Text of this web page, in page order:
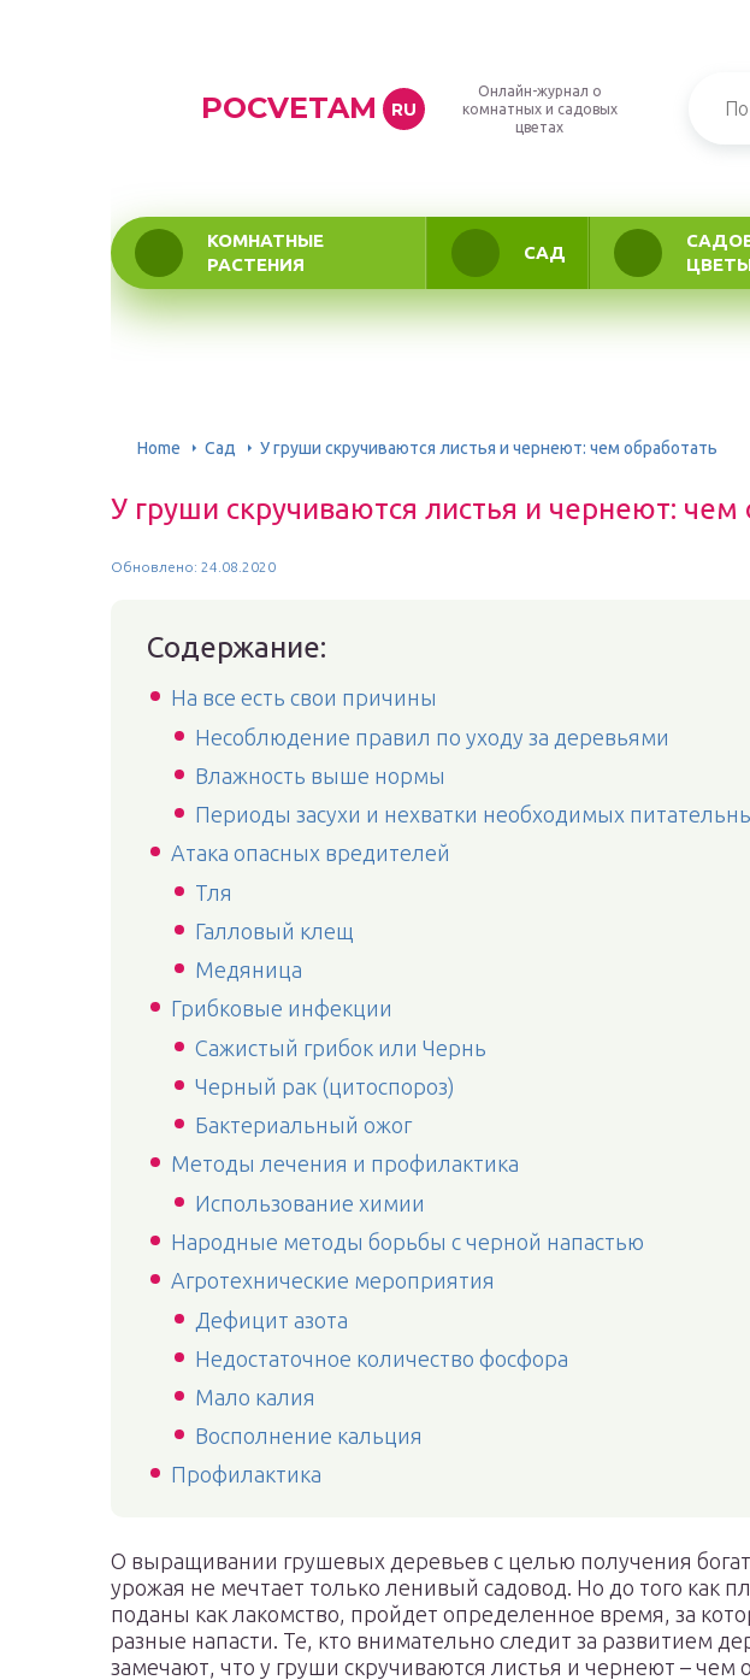
POCVETAM RU
Онлайн-журнал о
комнатных и садовых
цветах
КОМНАТНЫЕ
РАСТЕНИЯ
САД
Home Сад У груши скручиваются листья и чернеют: чем обработать
У груши скручиваются листья и чернеют: чем
Обновлено: 24.08.2020
Содержание:
На все есть свои причины
Несоблюдение правил по уходу за деревьями
Влажность выше нормы
Периоды засухи и нехватки необходимых
Атака опасных вредителей
Тля
Галловый клещ
Медяница
Грибковые инфекции
Сажистый грибок или Чернь
Черный рак (цитоспороз)
Бактериальный ожог
Методы лечения и профилактика
Использование химии
Народные методы борьбы с черной напастью
Агротехнические мероприятия
Дефицит азота
Недостаточное количество фосфора
Мало калия
Восполнение кальция
Профилактика
О выращивании грушевых деревьев с целью получения
урожая не мечтает только ленивый садовод. Но до того как
поданы как лакомство, пройдет определенное время, за
разные напасти. Те, кто внимательно следит за развитием
замечают, что у груши скручиваются листья и чернеют – чем